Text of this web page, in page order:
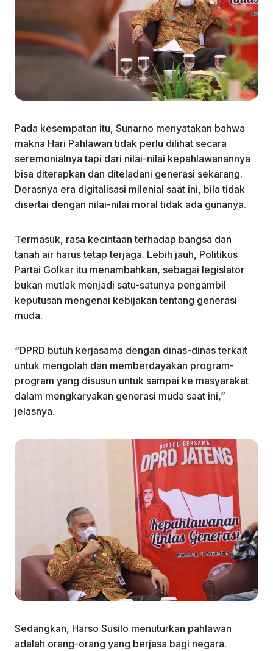
Pada kesempatan itu, Sunarno menyatakan bahwa
makna Hari Pahlawan tidak perlu dilihat secara
seremonialnya tapi dari nilai-nilai kepahlawanannya
bisa diterapkan dan diteladani generasi sekarang.
Derasnya era digitalisasi milenial saat ini, bila tidak
disertai dengan nilai-nilai moral tidak ada gunanya.
Termasuk, rasa kecintaan terhadap bangsa dan
tanah air harus tetap terjaga. Lebih jauh, Politikus
Partai Golkar itu menambahkan, sebagai legislator
bukan mutlak menjadi satu-satunya pengambil
keputusan mengenai kebijakan tentang generasi
muda.
“DPRD butuh kerjasama dengan dinas-dinas terkait
untuk mengolah dan memberdayakan program-
program yang disusun untuk sampai ke masyarakat
dalam mengkaryakan generasi muda saat ini,”
jelasnya.
Sedangkan, Harso Susilo menuturkan pahlawan
adalah orang-orang yang berjasa bagi negara.